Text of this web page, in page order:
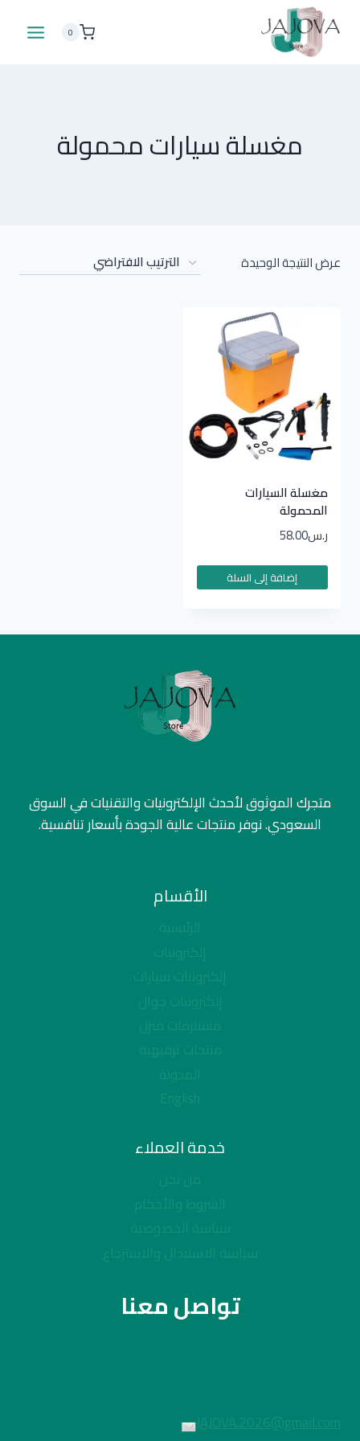
المحتوى
0
مغسلة سيارات محمولة
عرض النتيجة الوحيدة
مغسلة السيارات
المحمولة
ر.س58.00
إضافة إلى السلة
متجرك الموثوق لأحدث الإلكترونيات والتقنيات في السوق
السعودي. نوفر منتجات عالية الجودة بأسعار تنافسية.
الأقسام
الرئيسية
إلكترونيات
إلكترونيات سيارات
إلكترونيات جوال
مستلزمات منزل
منتجات ترفيهيه
المدونة
English
خدمة العملاء
من نحن
الشروط والأحكام
سياسة الخصوصية
سياسة الاستبدال والاسترجاع
تواصل معنا
JAJOVA.2026@gmail.com